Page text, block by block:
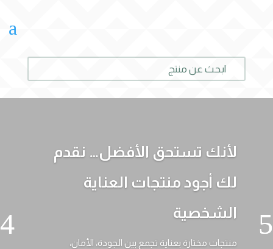
a
لأنك تستحق الأفضل… نقدم
لك أجود منتجات العناية
الشخصية
منتجات مختارة بعناية تجمع بين الجودة، الأمان،